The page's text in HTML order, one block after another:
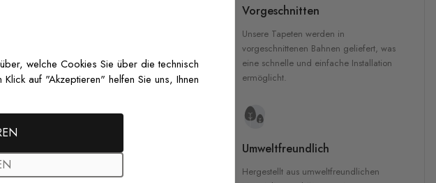
zertifizierten Tinten für garantierte
Sicherheit in Innenräumen.
Vorgeschnitten
Unsere Tapeten werden in
vorgeschnittenen Bahnen geliefert, was
eine schnelle und einfache Installation
ermöglicht.
Hochwertige Materialien Umweltfreundlich
Hergestellt aus umweltfreundlichen
welche Cookies Sie über die technisch
auf "Akzeptieren" helfen Sie uns, Ihnen